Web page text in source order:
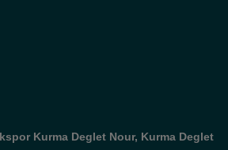
Kurma Deglet Nour, Kurma Deglet